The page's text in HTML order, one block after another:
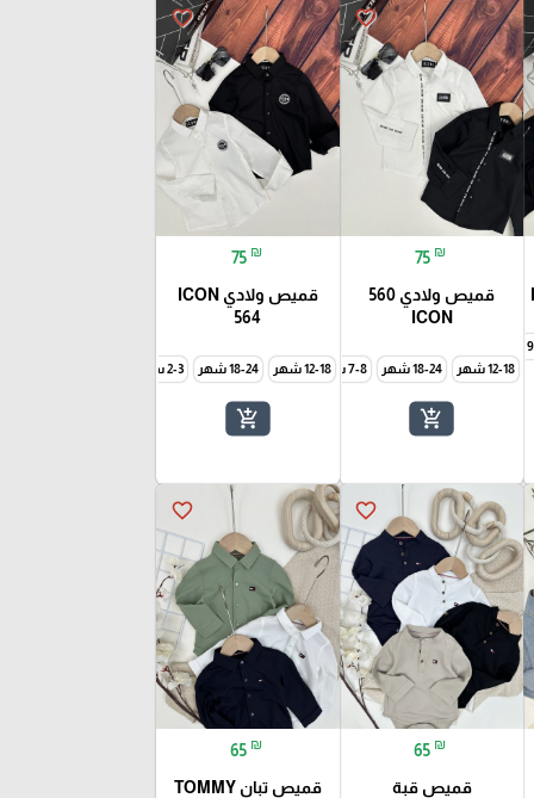
favorite_border
75 ₪
قميص ولادي 560
ICON
12-18 شهر 18-24 شهر 7-8 سنة 9-10 سنة
add_shopping_cart
favorite_border
75 ₪
قميص ولادي ICON
564
12-18 شهر 18-24 شهر 2-3 سنة
add_shopping_cart
favorite_border
65 ₪
قميص قبة
favorite_border
65 ₪
قميص تبان TOMMY